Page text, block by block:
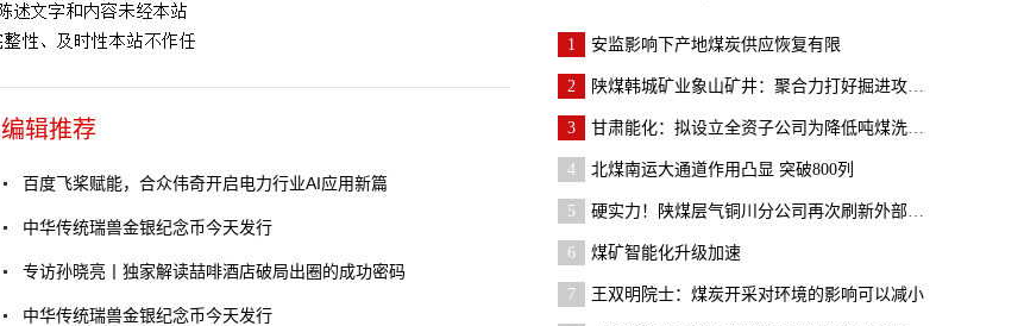
编辑推荐
百度飞桨赋能，合众伟奇开启电力行业AI应用新篇
中华传统瑞兽金银纪念币今天发行
专访孙晓亮丨独家解读喆啡酒店破局出圈的成功密码
中华传统瑞兽金银纪念币今天发行
1 安监影响下产地煤炭供应恢复有限
2 陕煤韩城矿业象山矿井：聚合力打好掘进攻坚战
3 甘肃能化：拟设立全资子公司为降低吨煤洗选成本
4 北煤南运大通道作用凸显 突破800列
5 硬实力！陕煤层气铜川分公司再次刷新外部市场“朋友
6 煤矿智能化升级加速
7 王双明院士：煤炭开采对环境的影响可以减小